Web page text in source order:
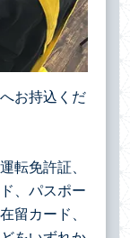
お持込くだ
転免許証、
、パスポー
留カード、